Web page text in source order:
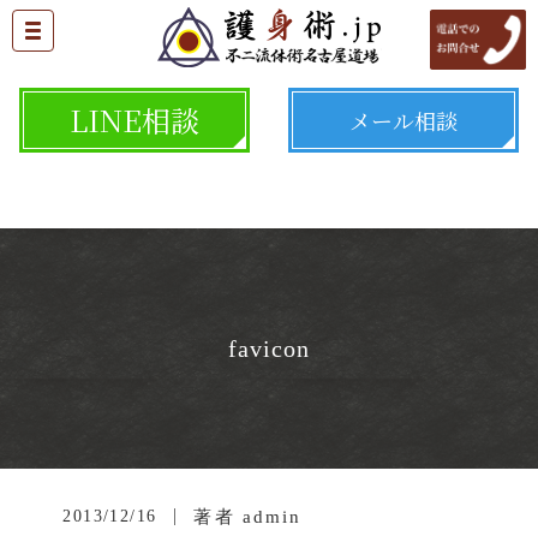
LINE相談 メール相談
favicon
2013/12/16 著者 admin